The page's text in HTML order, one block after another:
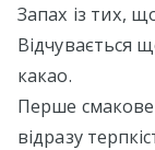
Запах із тих,
Відчувається
какао.
Перше смакове
відразу